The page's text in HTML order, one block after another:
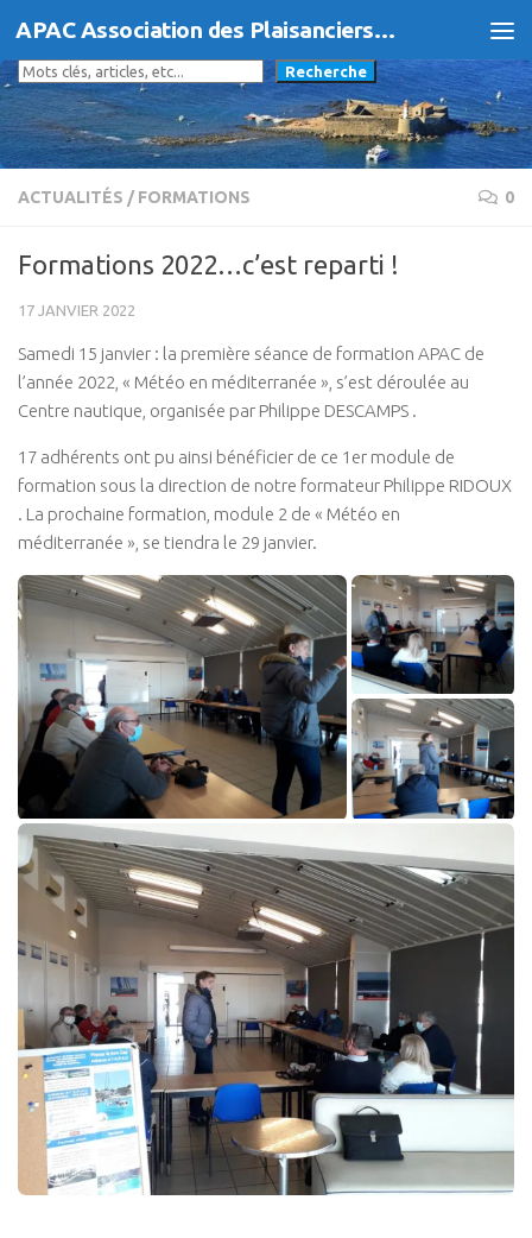
Skip to content APAC Association des Plaisanciers d'Agde et du Cap
Rechercher
Recherche
ACTUALITÉS / FORMATIONS 0
Formations 2022…c’est reparti !
17 JANVIER 2022
Samedi 15 janvier : la première séance de formation APAC de
l’année 2022, « Météo en méditerranée », s’est déroulée au
Centre nautique, organisée par Philippe DESCAMPS .
17 adhérents ont pu ainsi bénéficier de ce 1er module de
formation sous la direction de notre formateur Philippe RIDOUX
. La prochaine formation, module 2 de « Météo en
méditerranée », se tiendra le 29 janvier.